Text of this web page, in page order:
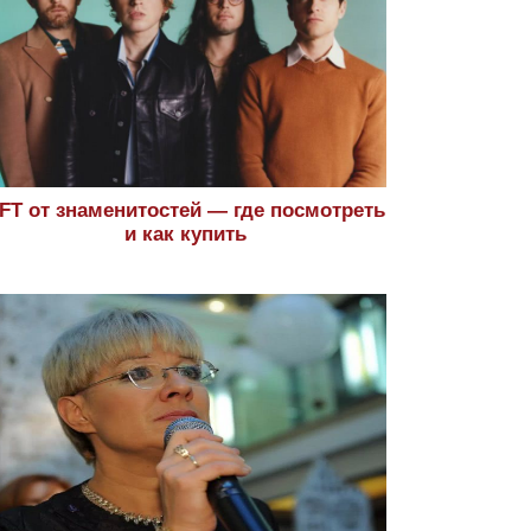
от знаменитостей — где посмотреть
и как купить